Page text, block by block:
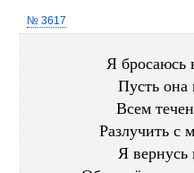
№ 3617
Я бросаюсь
Пусть она
Всем
Разлучить с
Я вернусь